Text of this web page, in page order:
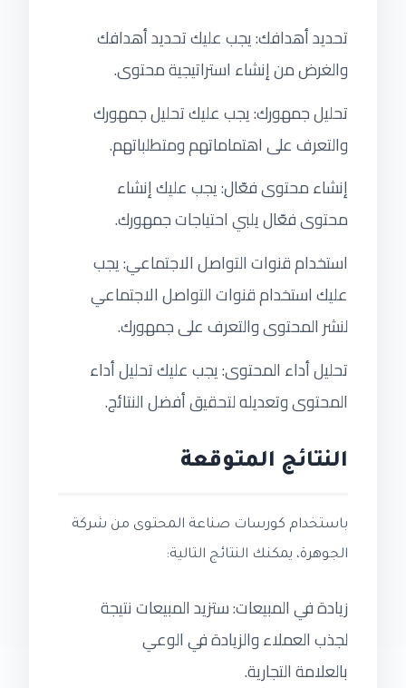
تحديد أهدافك: يجب عليك تحديد أهدافك
والغرض من إنشاء استراتيجية محتوى.
تحليل جمهورك: يجب عليك تحليل جمهورك
والتعرف على اهتماماتهم ومتطلباتهم.
إنشاء محتوى فعّال: يجب عليك إنشاء
محتوى فعّال يلبي احتياجات جمهورك.
استخدام قنوات التواصل الاجتماعي: يجب
عليك استخدام قنوات التواصل الاجتماعي
لنشر المحتوى والتعرف على جمهورك.
تحليل أداء المحتوى: يجب عليك تحليل أداء
المحتوى وتعديله لتحقيق أفضل النتائج.
النتائج المتوقعة
باستخدام كورسات صناعة المحتوى من شركة
الجوهرة، يمكنك النتائج التالية:
زيادة في المبيعات: ستزيد المبيعات نتيجة
لجذب العملاء والزيادة في الوعي
بالعلامة التجارية.